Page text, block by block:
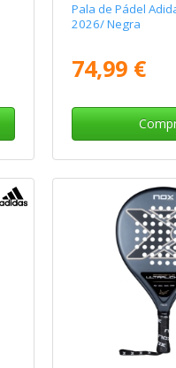
Pala de Pádel
2026/ Negra
74,99 €